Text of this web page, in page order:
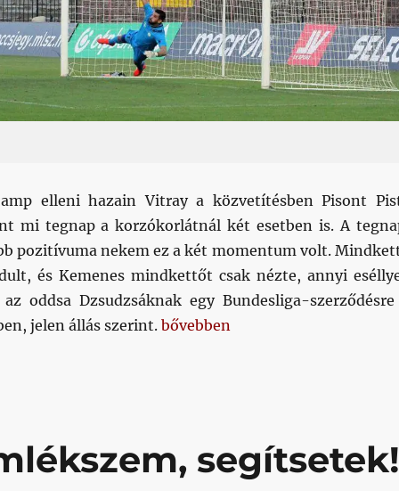
elleni hazain Vitray a közvetítésben Pisont
mi tegnap a korzókorlátnál két esetben is. A
pozitívuma nekem ez a két momentum volt.
és Kemenes mindkettőt csak nézte, annyi
oddsa Dzsudzsáknak egy Bundesliga-
jelen állás szerint.„„Így van, ezt kell csinálni…””
bővebben